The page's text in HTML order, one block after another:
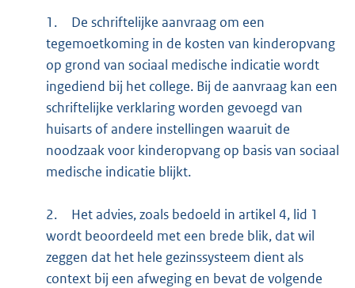
1.
De schriftelijke aanvraag om een
tegemoetkoming in de kosten van kinderopvang
op grond van sociaal medische indicatie wordt
ingediend bij het college. Bij de aanvraag kan een
schriftelijke verklaring worden gevoegd van
huisarts of andere instellingen waaruit de
noodzaak voor kinderopvang op basis van sociaal
medische indicatie blijkt.
2.
Het advies, zoals bedoeld in artikel 4, lid 1
wordt beoordeeld met een brede blik, dat wil
zeggen dat het hele gezinssysteem dient als
context bij een afweging en bevat de volgende